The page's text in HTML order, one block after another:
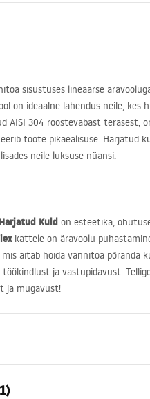
sisustuses lineaarse
on ideaalne lahendus neile, kes
AISI 304 roostevabast terasest,
toote pikaealisuse. Harjatud
neile luksuse nüansi.
Kuld on esteetika,
-kattele on äravoolu
aitab hoida vannitoa põranda
ja vastupidavust.
ja mugavust!